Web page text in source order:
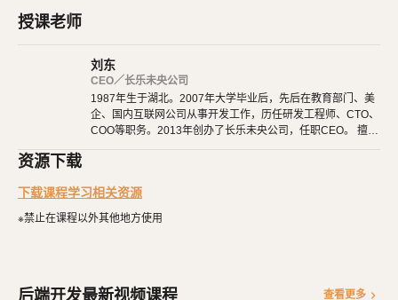
MySQL 及 SQL 语句入门：介绍 MySQL 数据库的基本概念，以及如何
Express 框架入门：学习使用 Express 框架搭建 Web 应用程序，并了
解路由、中间件等概念。
Sequelize ORM 入门：探索 Sequelize ORM 的基本用法，以及如何在
Node.js 应用程序中进行数据库操作。
常规 API 开发方法：学习常见的 API 开发模式，包括增删改查、分
由浅入深：适合零基础学生，从最基础的概念开始，循序渐进地学
授课老师
刘东
CEO／长乐未央公司
1987年生于湖北。2007年大学毕业后，先后在教育部门、美
企、国内互联网公司从事开发工作，历任研发工程师、CTO、
COO等职务。2013年创办了长乐未央公司，任职CEO。 擅长
发iOS、Android原生App。 对编程、AI和机器人都有深厚的
兴趣，觉得做开发非常快乐，能创造梦想中的产品是一件非常
有幸福感的事情。喜爱阅读，尤其是历史相关的书籍。喜欢音
资源下载
下载课程学习相关资源
※禁止在课程以外其他地方使用
后端开发最新视频课程 查看更多 chevron_right